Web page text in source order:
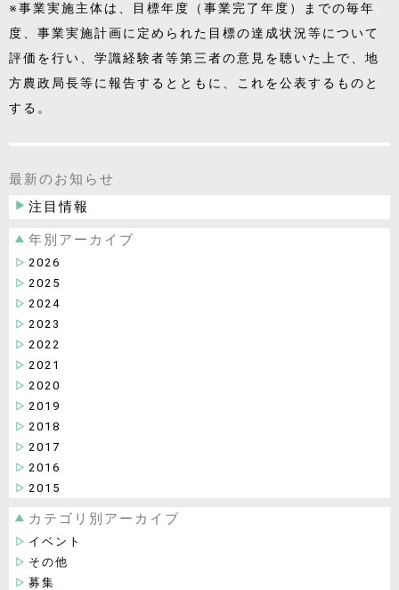
※事業実施主体は、目標年度（事業完了年度）までの毎年
度、事業実施計画に定められた目標の達成状況等について
評価を行い、学識経験者等第三者の意見を聴いた上で、地
方農政局長等に報告するとともに、これを公表するものと
する。
最新のお知らせ
注目情報
年別アーカイブ
2026
2025
2024
2023
2022
2021
2020
2019
2018
2017
2016
2015
カテゴリ別アーカイブ
イベント
その他
募集